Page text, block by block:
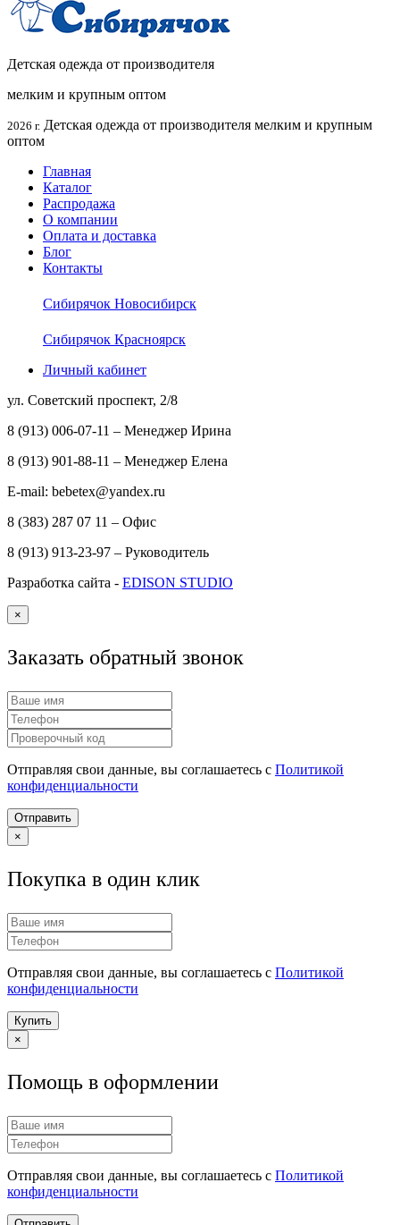
Детская одежда от производителя
мелким и крупным оптом
2026 г. Детская одежда от производителя мелким и крупным
оптом
Главная
Каталог
Распродажа
О компании
Оплата и доставка
Блог
Контакты
Сибирячок Новосибирск
Сибирячок Красноярск
Личный кабинет
ул. Советский проспект, 2/8
8 (913) 006-07-11 – Менеджер Ирина
8 (913) 901-88-11 – Менеджер Елена
E-mail: bebetex@yandex.ru
8 (383) 287 07 11 – Офис
8 (913) 913-23-97 – Руководитель
Разработка сайта - EDISON STUDIO
×
Заказать обратный звонок
Отправляя свои данные, вы соглашаетесь с Политикой
конфиденциальности
Отправить
×
Покупка в один клик
Отправляя свои данные, вы соглашаетесь с Политикой
конфиденциальности
Купить
×
Помощь в оформлении
Отправляя свои данные, вы соглашаетесь с Политикой
конфиденциальности